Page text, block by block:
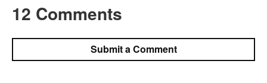
12 Comments
Submit a Comment